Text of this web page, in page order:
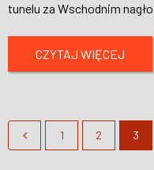
tunelu za Wschodnim
CZYTAJ WIĘCEJ
1 2 3